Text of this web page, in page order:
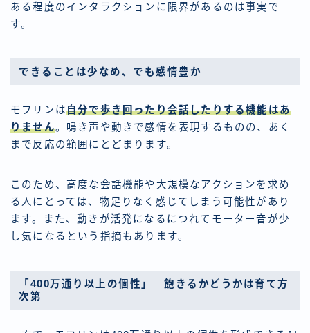
ある程度のインタラクションに限界があるのは事実で
す。
できることは少なめ、でも感情豊か
モフリンは自分で歩き回ったり会話したりする機能はあ
りません。鳴き声や動きで感情を表現するものの、あく
まで反応の範囲にとどまります。
このため、高度な会話機能や大規模なアクションを求め
る人にとっては、物足りなく感じてしまう可能性があり
ます。また、動きが活発になるにつれてモーター音が少
し気になるという指摘もあります。
「400万通り以上の個性」 飽きるかどうかは育て方
次第